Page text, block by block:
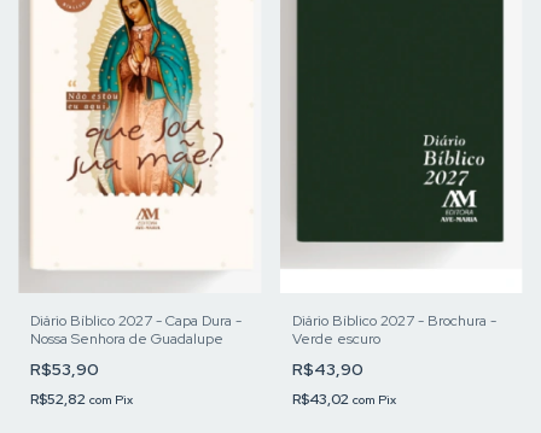
Diário Bíblico 2027 - Capa Dura -
Nossa Senhora de Guadalupe
R$53,90
R$52,82 com Pix
Diário Bíblico 2027 - Brochura -
Verde escuro
R$43,90
R$43,02 com Pix